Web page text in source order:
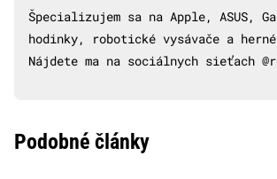
Špecializujem sa na Apple, ASUS,
hodinky, robotické vysávače a
Nájdete ma na sociálnych sieťach
Podobné články